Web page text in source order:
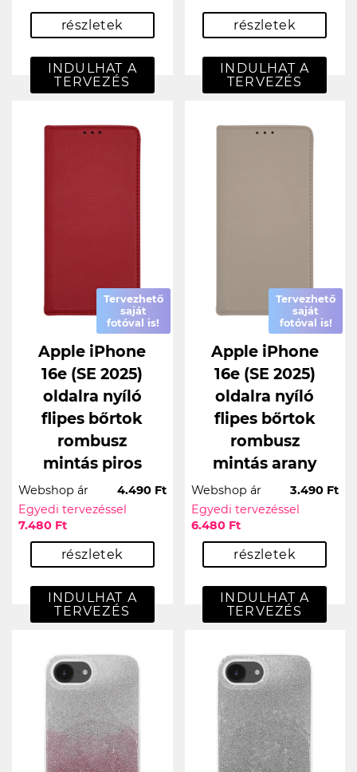
részletek
INDULHAT A
TERVEZÉS
részletek
INDULHAT A
TERVEZÉS
Tervezhető
saját
fotóval is!
Apple iPhone
16e (SE 2025)
oldalra nyíló
flipes bőrtok
rombusz
mintás piros
Webshop ár
4.490 Ft
Egyedi tervezéssel
7.480 Ft
részletek
INDULHAT A
TERVEZÉS
Tervezhető
saját
fotóval is!
Apple iPhone
16e (SE 2025)
oldalra nyíló
flipes bőrtok
rombusz
mintás arany
Webshop ár
3.490 Ft
Egyedi tervezéssel
6.480 Ft
részletek
INDULHAT A
TERVEZÉS